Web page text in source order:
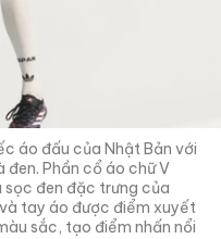
áo đấu của Nhật Bản với
Phần cổ áo chữ V
sọc đen đặc trưng của
tay áo được điểm xuyết
sắc, tạo điểm nhấn nổi